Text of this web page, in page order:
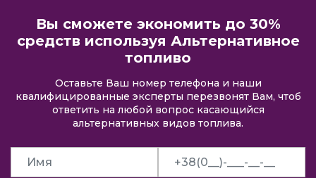
Вы сможете экономить до 30%
средств используя Альтернативное
топливо
Оставьте Ваш номер телефона и наши
квалифицированные эксперты перезвонят Вам, чтоб
ответить на любой вопрос касающийся
альтернативных видов топлива.